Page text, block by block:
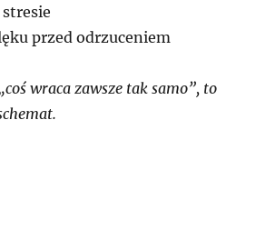
przed odrzuceniem
wraca zawsze tak samo”, to